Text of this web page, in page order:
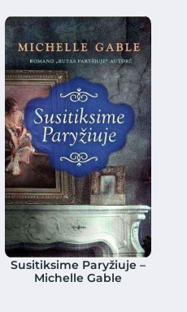
Susitiksime Paryžiuje –
Michelle Gable